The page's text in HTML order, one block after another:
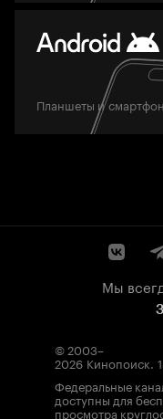
Планшеты и
Мы
© 2003–
2026 Кинопоиск.
Федеральные
доступны для
просмотра